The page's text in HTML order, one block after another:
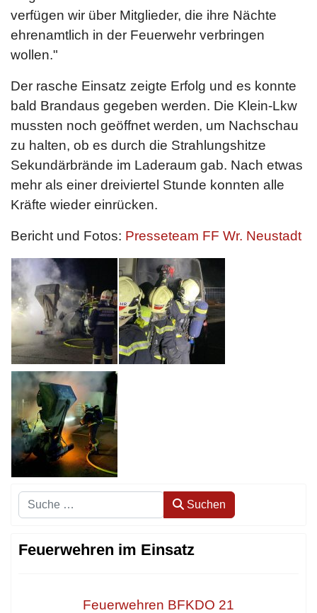
verfügen wir über Mitglieder, die ihre Nächte
ehrenamtlich in der Feuerwehr verbringen
wollen."
Der rasche Einsatz zeigte Erfolg und es konnte
bald Brandaus gegeben werden. Die Klein-Lkw
mussten noch geöffnet werden, um Nachschau
zu halten, ob es durch die Strahlungshitze
Sekundärbrände im Laderaum gab. Nach etwas
mehr als einer dreiviertel Stunde konnten alle
Kräfte wieder einrücken.
Bericht und Fotos: Presseteam FF Wr. Neustadt
Suchen Suchen
Feuerwehren im Einsatz
Feuerwehren BFKDO 21